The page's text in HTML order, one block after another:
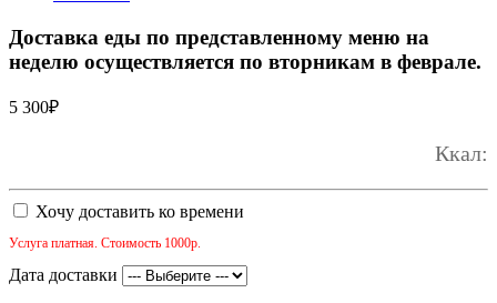
Доставка еды по представленному меню на
неделю осуществляется по вторникам в феврале.
5 300₽
Ккал:
Хочу доставить ко времени
Услуга платная. Стоимость 1000р.
Дата доставки